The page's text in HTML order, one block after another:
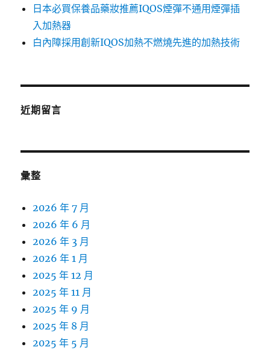
日本必買保養品藥妝推薦IQOS煙彈不通用煙彈插
入加熱器
白內障採用創新IQOS加熱不燃燒先進的加熱技術
近期留言
彙整
2026 年 7 月
2026 年 6 月
2026 年 3 月
2026 年 1 月
2025 年 12 月
2025 年 11 月
2025 年 9 月
2025 年 8 月
2025 年 5 月